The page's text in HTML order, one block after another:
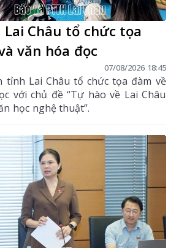
Châu tổ chức tọa
văn hóa đọc
07/08/2026 18:45
tỉnh Lai Châu tổ chức tọa đàm về
với chủ đề “Tự hào về Lai Châu
học nghệ thuật”.